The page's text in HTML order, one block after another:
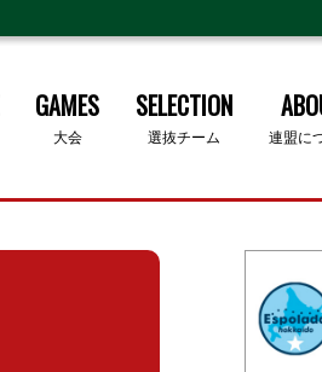
GAMES
大会
SELECTION
選抜チーム 連盟に